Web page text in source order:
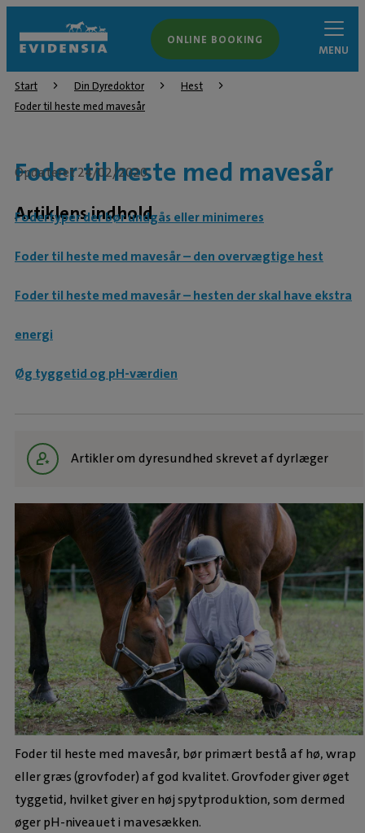
ONLINE BOOKING
MENU
Start Din Dyredoktor
Hest
Foder til heste med mavesår
Foder til heste med mavesår
Opdateret 24/02/2020
Artiklens indhold
Fodertyper der bør undgås eller minimeres
Foder til heste med mavesår – den overvægtige hest
Foder til heste med mavesår – hesten der skal have ekstra
energi
Øg tyggetid og pH-værdien
Artikler om dyresundhed skrevet af dyrlæger
Foder til heste med mavesår, bør primært bestå af hø, wrap
eller græs (grovfoder) af god kvalitet. Grovfoder giver øget
tyggetid, hvilket giver en høj spytproduktion, som dermed
øger pH-niveauet i mavesækken.